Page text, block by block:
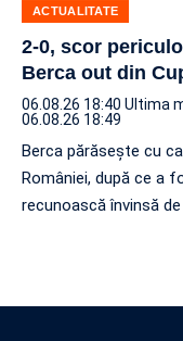
ACTUALITATE
2-0, scor
Berca out din
06.08.26 18:40 Ultima
06.08.26 18:49
Berca părăsește cu
României, după ce a
recunoască învinsă de